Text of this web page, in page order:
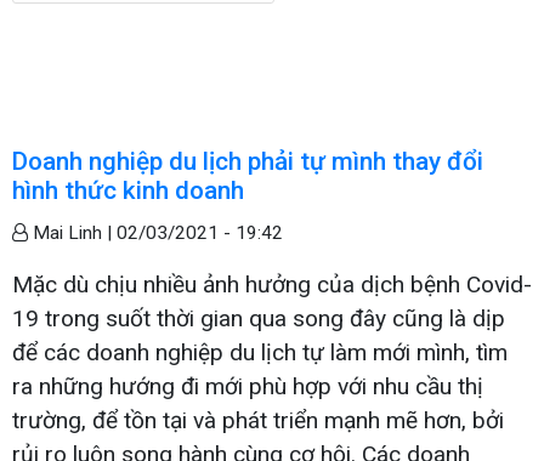
Doanh nghiệp du lịch phải tự mình thay đổi
hình thức kinh doanh
Mai Linh | 02/03/2021 - 19:42
Mặc dù chịu nhiều ảnh hưởng của dịch bệnh Covid-
19 trong suốt thời gian qua song đây cũng là dịp
để các doanh nghiệp du lịch tự làm mới mình, tìm
ra những hướng đi mới phù hợp với nhu cầu thị
trường, để tồn tại và phát triển mạnh mẽ hơn, bởi
rủi ro luôn song hành cùng cơ hội. Các doanh